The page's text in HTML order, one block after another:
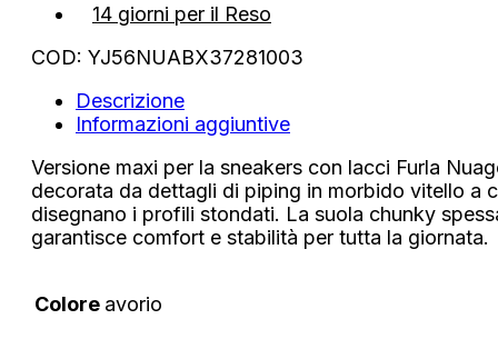
14 giorni per il Reso
COD: YJ56NUABX37281003
Descrizione
Informazioni aggiuntive
Versione maxi per la sneakers con lacci Furla
decorata da dettagli di piping in morbido vitello a
disegnano i profili stondati. La suola chunky
garantisce comfort e stabilità per tutta la giornata.
Colore avorio